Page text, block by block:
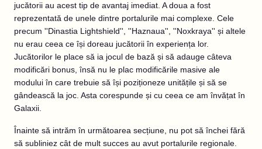
jucătorii au acest tip de avantaj imediat. A doua a fost
reprezentată de unele dintre portalurile mai complexe. Cele
precum ''Dinastia Lightshield'', ''Haznaua'', ''Noxkraya'' și altele
nu erau ceea ce își doreau jucătorii în experiența lor.
Jucătorilor le place să ia jocul de bază și să adauge câteva
modificări bonus, însă nu le plac modificările masive ale
modului în care trebuie să își poziționeze unitățile și să se
gândească la joc. Asta corespunde și cu ceea ce am învățat în
Galaxii.
Înainte să intrăm în următoarea secțiune, nu pot să închei fără
să subliniez cât de mult succes au avut portalurile regionale.